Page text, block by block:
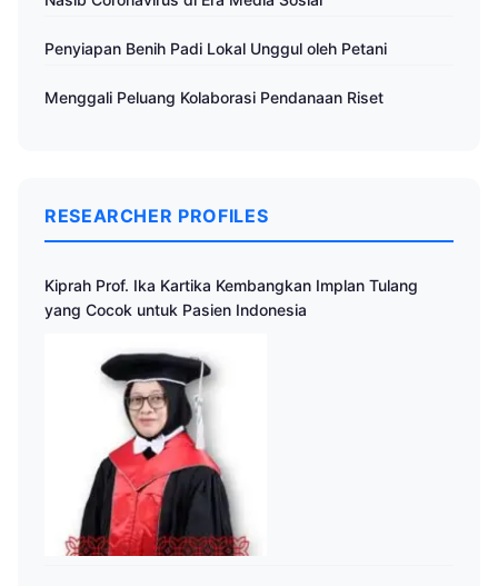
Penyiapan Benih Padi Lokal Unggul oleh Petani
Menggali Peluang Kolaborasi Pendanaan Riset
RESEARCHER PROFILES
Kiprah Prof. Ika Kartika Kembangkan Implan Tulang
yang Cocok untuk Pasien Indonesia